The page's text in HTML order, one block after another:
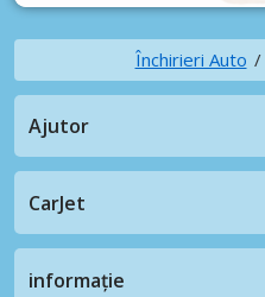
Închirieri Auto
Ajutor
CarJet
informație